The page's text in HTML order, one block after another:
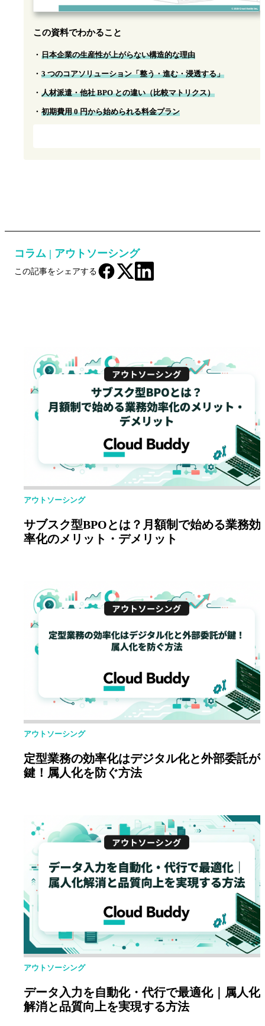
この資料でわかること
日本企業の生産性が上がらない構造的な理由
3 つのコアソリューション「整う・進む・浸透する」
人材派遣・他社 BPO との違い（比較マトリクス）
初期費用 0 円から始められる料金プラン
コラム | アウトソーシング
この記事をシェアする
アウトソーシング
サブスク型BPOとは？月額制で始める業務効
率化のメリット・デメリット
アウトソーシング
定型業務の効率化はデジタル化と外部委託が
鍵！属人化を防ぐ方法
アウトソーシング
データ入力を自動化・代行で最適化｜属人化
解消と品質向上を実現する方法